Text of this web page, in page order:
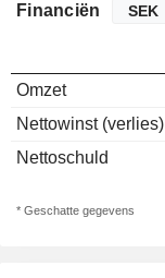
Financiën
Omzet
Nettowinst (verlies)
Nettoschuld
* Geschatte gegevens